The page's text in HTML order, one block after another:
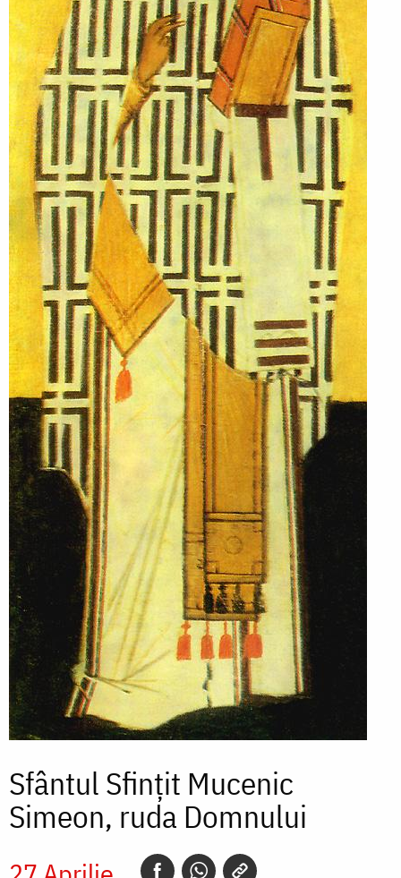
Sfântul Sfințit Mucenic
Simeon, ruda Domnului